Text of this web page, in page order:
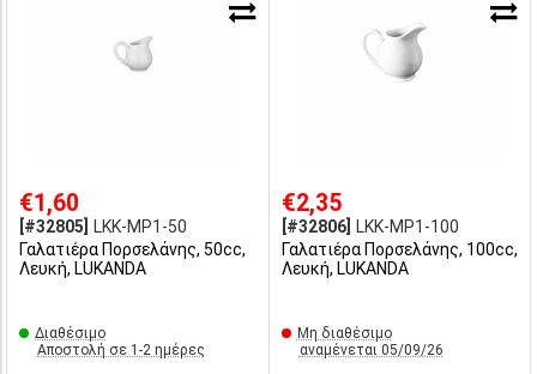
€1,60
[#32805]
LKK-MP1-50
Γαλατιέρα Πορσελάνης, 50cc,
Λευκή, LUKANDA
Διαθέσιμο
Αποστολή σε 1-2 ημέρες
€2,35
[#32806]
LKK-MP1-100
Γαλατιέρα Πορσελάνης, 100cc,
Λευκή, LUKANDA
Μη διαθέσιμο
αναμένεται 05/09/26